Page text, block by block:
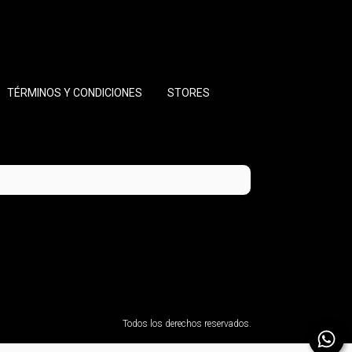
TÉRMINOS Y CONDICIONES
STORES
Todos los derechos reservados.